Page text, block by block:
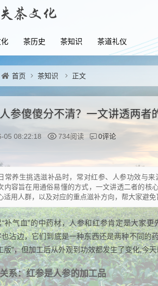
茶历史 茶知识 茶道礼仪
首页 茶知识 正文
参傻傻分不清？一文讲透两者
05 08:22:18 734阅读 0评论
常养生挑选滋补品时，常对红参、人参功效与
内容旨在用通俗易懂的方式，一文讲透二者的
适用人群，以及对应的重点滋补方向，帮大家避
“补气血”的中药材，人参和红参肯定是大家
也沾边，它们到底是一种东西还是两种不同
版”，但加工后从外观到功效都发生了变化,今
系：红参是人参的加工品